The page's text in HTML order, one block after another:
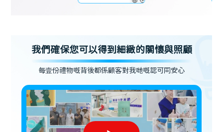
我們確保您可以得到細緻的關懷與照顧
每壹份禮物嘅背後都係顧客對我哋嘅認可同安心